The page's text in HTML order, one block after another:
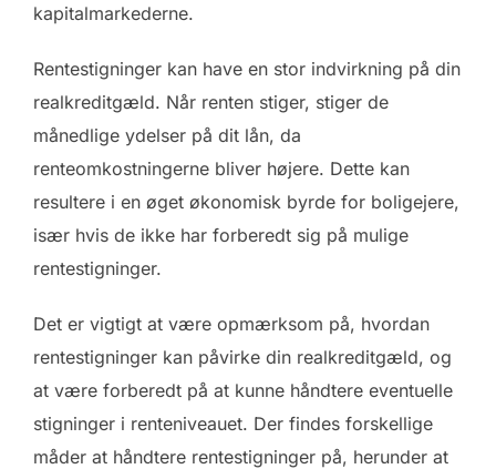
kapitalmarkederne.
Rentestigninger kan have en stor indvirkning på din
realkreditgæld. Når renten stiger, stiger de
månedlige ydelser på dit lån, da
renteomkostningerne bliver højere. Dette kan
resultere i en øget økonomisk byrde for boligejere,
især hvis de ikke har forberedt sig på mulige
rentestigninger.
Det er vigtigt at være opmærksom på, hvordan
rentestigninger kan påvirke din realkreditgæld, og
at være forberedt på at kunne håndtere eventuelle
stigninger i renteniveauet. Der findes forskellige
måder at håndtere rentestigninger på, herunder at